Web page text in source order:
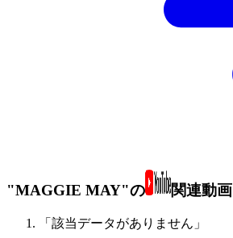
"MAGGIE MAY"の 関連動画
「該当データがありません」